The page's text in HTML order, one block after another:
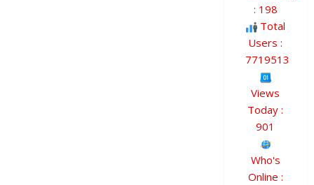
: 198
Total
Users :
7719513
Views
Today :
901
Who's
Online :